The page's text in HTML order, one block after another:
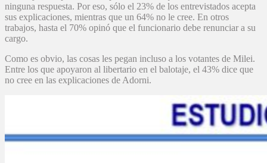
ninguna respuesta. Por eso, sólo el 23% de los entrevistados acepta
sus explicaciones, mientras que un 64% no le cree. En otros
trabajos, hasta el 70% opinó que el funcionario debe renunciar a su
cargo.
Como es obvio, las cosas les pegan incluso a los votantes de Milei.
Entre los que apoyaron al libertario en el balotaje, el 43% dice que
no cree en las explicaciones de Adorni.